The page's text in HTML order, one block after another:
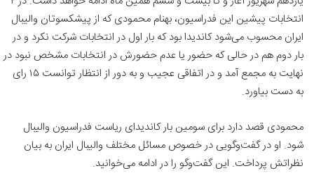
انتخابات پیشین این فدراسیون، بهنام محمودی که از پیشکسوتان والیبال
ایران محسوب می‌شود کاندیدا بود که بار اول در انتخابات شرکت نکرد و در
بار دوم هم در حالی که حضور یا عدم حضورش در انتخابات مشخص نبود در
نهایت به مجمع آمد و در اتفاقی عجیب و به دور از انتظار توانست ۱۵ رای
به دست بیاورد.
محمودی قصد دارد برای سومین بار کاندیدای ریاست فدراسیون والیبال
شود. او در گفت‌وگویی در خصوص مسائل مختلف والیبال ایران به بیان
نظراتش پرداخت. این گفت‌وگو را در ادامه می‌خوانید.